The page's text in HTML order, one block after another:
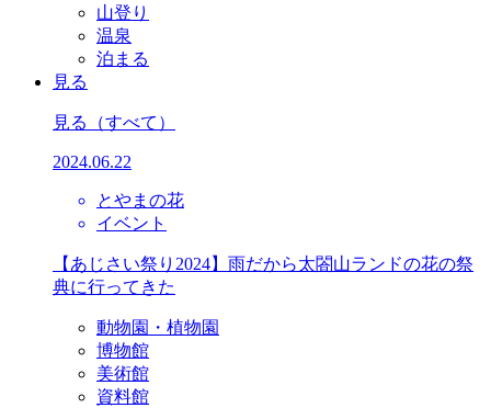
山登り
温泉
泊まる
見る
見る （すべて）
2024.06.22
とやまの花
イベント
【あじさい祭り2024】雨だから太閤山ランドの花の祭
典に行ってきた
動物園・植物園
博物館
美術館
資料館